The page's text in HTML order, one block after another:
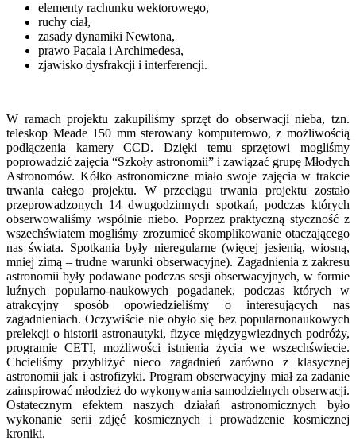
elementy rachunku wektorowego,
ruchy ciał,
zasady dynamiki Newtona,
prawo Pacala i Archimedesa,
zjawisko dysfrakcji i interferencji.
W ramach projektu zakupiliśmy sprzęt do obserwacji nieba, tzn.
teleskop Meade 150 mm sterowany komputerowo, z możliwością
podłączenia kamery CCD. Dzięki temu sprzętowi mogliśmy
poprowadzić zajęcia “Szkoły astronomii” i zawiązać grupę Młodych
Astronomów. Kółko astronomiczne miało swoje zajęcia w trakcie
trwania całego projektu. W przeciągu trwania projektu zostało
przeprowadzonych 14 dwugodzinnych spotkań, podczas których
obserwowaliśmy wspólnie niebo. Poprzez praktyczną styczność z
wszechświatem mogliśmy zrozumieć skomplikowanie otaczającego
nas świata. Spotkania były nieregularne (więcej jesienią, wiosną,
mniej zimą – trudne warunki obserwacyjne). Zagadnienia z zakresu
astronomii były podawane podczas sesji obserwacyjnych, w formie
luźnych popularno-naukowych pogadanek, podczas których w
atrakcyjny sposób opowiedzieliśmy o interesujących nas
zagadnieniach. Oczywiście nie obyło się bez popularnonaukowych
prelekcji o historii astronautyki, fizyce międzygwiezdnych podróży,
programie CETI, możliwości istnienia życia we wszechświecie.
Chcieliśmy przybliżyć nieco zagadnień zarówno z klasycznej
astronomii jak i astrofizyki. Program obserwacyjny miał za zadanie
zainspirować młodzież do wykonywania samodzielnych obserwacji.
Ostatecznym efektem naszych działań astronomicznych było
wykonanie serii zdjęć kosmicznych i prowadzenie kosmicznej
kroniki.